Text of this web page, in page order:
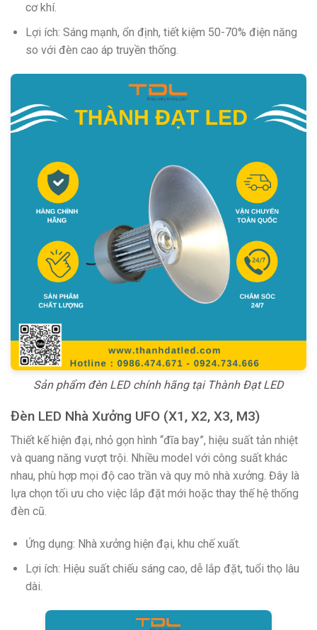
cơ khí.
Lợi ích: Sáng mạnh, ổn định, tiết kiệm 50-70% điện năng
so với đèn cao áp truyền thống.
Sản phẩm đèn LED chính hãng tại Thành Đạt LED
Đèn LED Nhà Xưởng UFO (X1, X2, X3, M3)
Thiết kế hiện đại, nhỏ gọn hình “đĩa bay”, hiệu suất tản nhiệt
và quang năng vượt trội. Nhiều model với công suất khác
nhau, phù hợp mọi độ cao trần và quy mô nhà xưởng. Đây là
lựa chọn tối ưu cho việc lắp đặt mới hoặc thay thế hệ thống
đèn cũ.
Ứng dụng: Nhà xưởng hiện đại, khu chế xuất.
Lợi ích: Hiệu suất chiếu sáng cao, dễ lắp đặt, tuổi thọ lâu
dài.